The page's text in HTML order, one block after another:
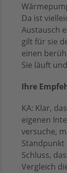
Da ist
Austausch
gilt für sie
einen
Sie läuft
Ihre
KA: Klar,
eigenen
versuche,
Standpunkt
Schluss,
Vergleich